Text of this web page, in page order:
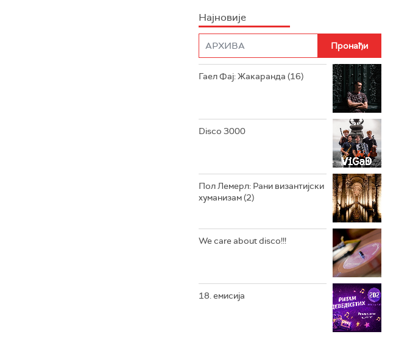
РАДИО РОКЕНРОЛЕР
РАДИО ЏУБОКС
РАДИО ВРТЕШКА
РАДИО ЏЕЗЕР
Најновије
Гаел Фај: Жакаранда (16)
Disco 3000
Пол Лемерл: Рани византијски
хуманизам (2)
We care about disco!!!
18. емисија